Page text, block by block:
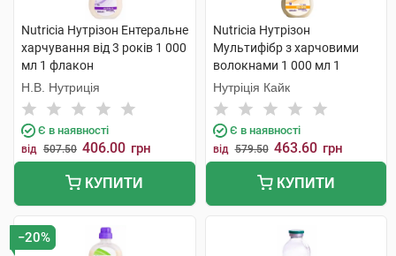
Nutricia Нутрізон Ентеральне
харчування від 3 років 1 000
мл 1 флакон
Н.В. Нутриція
Є в наявності
від 507.50 406.00 грн
КУПИТИ
Nutricia Нутрізон
Мультифібр з харчовими
волокнами 1 000 мл 1
флакон
Нутріція Кайк
Є в наявності
від 579.50 463.60 грн
КУПИТИ
−20%